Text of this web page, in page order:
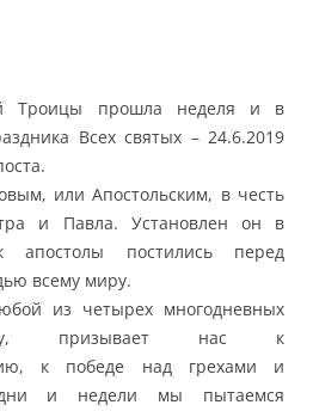
Троицы прошла неделя и в
Всех святых – 24.6.2019
или Апостольским, в честь
и Павла. Установлен он в
постились перед
всему миру.
из четырех многодневных
призывает нас к
к победе над грехами и
и недели мы пытаемся